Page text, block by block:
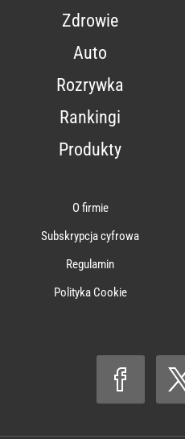
Zdrowie
Auto
Rozrywka
Rankingi
Produkty
O firmie
Subskrypcja cyfrowa
Regulamin
Polityka Cookie